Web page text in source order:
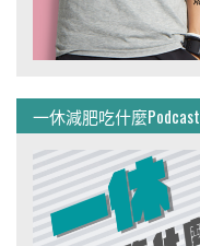
一休減肥吃什麼Podcast